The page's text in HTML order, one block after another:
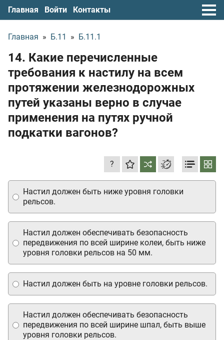
Главная Войти Контакты
Главная » Б.11 » Б.11.1
14. Какие перечисленные
требования к настилу на всем
протяжении железнодорожных
путей указаны верно в случае
применения на путях ручной
подкатки вагонов?
?
Настил должен быть ниже уровня головки
рельсов.
Настил должен быть на уровне головки рельсов.
Настил должен обеспечивать безопасность
передвижения по всей ширине шпал, быть выше
уровня головки рельсов.
Настил должен обеспечивать безопасность
передвижения по всей ширине колеи, быть ниже
уровня головки рельсов на 50 мм.